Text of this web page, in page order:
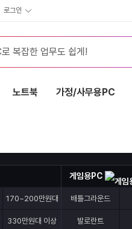
로그인
노트북 가정/사무용PC
170~200만원대
330만원대 이상
게임용PC
배틀그라운드
발로란트